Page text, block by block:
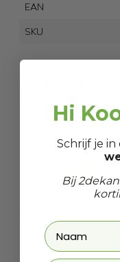
EAN
SKU
Seidensticker
Heren - Navy
€ 55,95
€ 19,99
Hi
Schrijf je
Bij